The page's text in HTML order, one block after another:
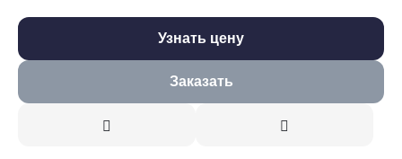
Узнать цену
Заказать